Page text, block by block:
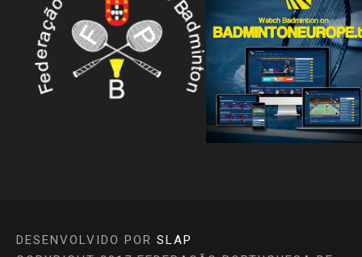
DESENVOLVIDO POR SLAP